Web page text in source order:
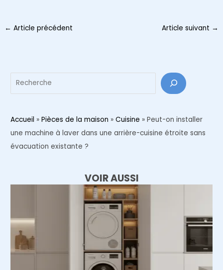
Navigation
← Article précédent Article suivant →
Accueil » Pièces de la maison » Cuisine » Peut-on installer
une machine à laver dans une arrière-cuisine étroite sans
évacuation existante ?
VOIR AUSSI